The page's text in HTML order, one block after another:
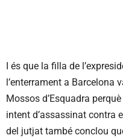
I és que la filla de
l’enterrament a Barcelona
Mossos d’Esquadra
intent d’assassinat contra
del jutjat també conclou